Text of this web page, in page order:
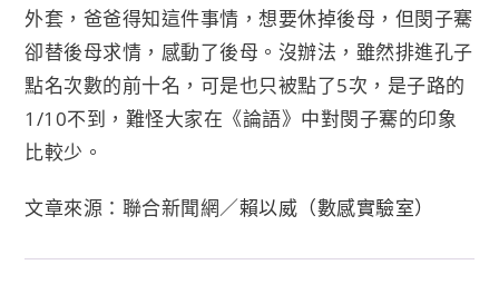
外套，爸爸得知這件事情，想要休掉後母，但閔子騫
卻替後母求情，感動了後母。沒辦法，雖然排進孔子
點名次數的前十名，可是也只被點了5次，是子路的
1/10不到，難怪大家在《論語》中對閔子騫的印象
比較少。
文章來源：聯合新聞網／賴以威（數感實驗室）